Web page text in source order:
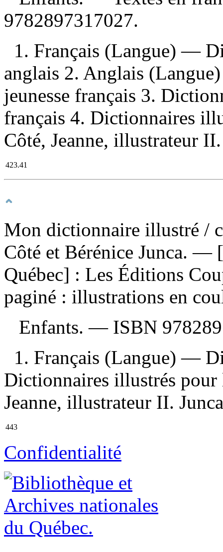
9782897317027.
1. Français (Langue) —
anglais 2. Anglais
jeunesse français 3.
français 4. Dictionnaires
Côté, Jeanne, illustrateur
423.41
Mon dictionnaire illustré /
Côté et Bérénice Junca.
Québec] : Les Éditions
paginé : illustrations en
Enfants. — ISBN
1. Français (Langue) —
Dictionnaires illustrés pour
Jeanne, illustrateur II.
443
Confidentialité